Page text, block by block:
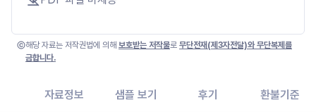
해당 자료는 저작권법에 의해 보호받는 저작물로 무단전재(제3자전달)와 무단복제를
금합니다.
자료정보 샘플 보기 후기 환불기준